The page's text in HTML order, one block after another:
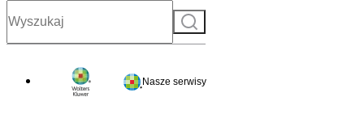
Szukaj
Nasze serwisy